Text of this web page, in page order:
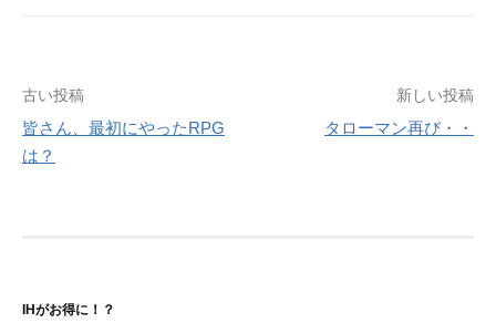
投
稿
ー
古い投稿
皆さん、最初にやったRPG
は？
新しい投稿
タローマン再び・・
IHがお得に！？